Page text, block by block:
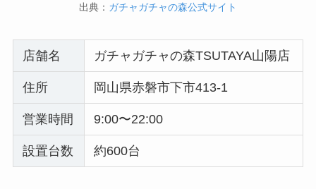
出典： ガチャガチャの森公式サイト
店舗名 ガチャガチャの森TSUTAYA山陽店
住所 岡山県赤磐市下市413-1
営業時間 9:00〜22:00
設置台数 約600台